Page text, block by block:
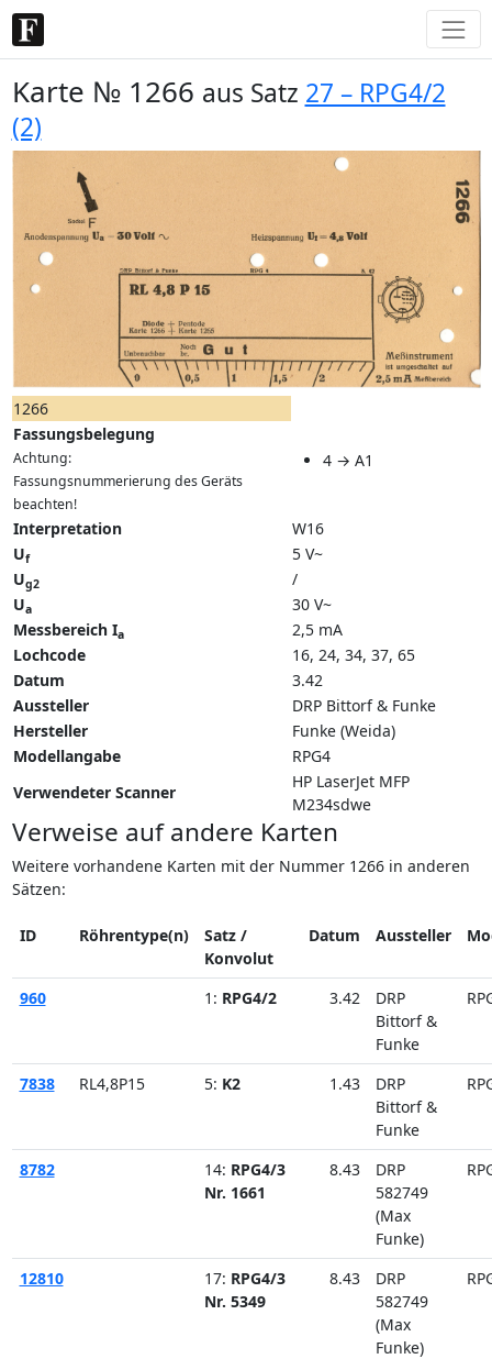
Karte № 1266 aus Satz 27 – RPG4/2
(2)
1266
Fassungsbelegung
Achtung:
Fassungsnummerierung des Geräts
beachten!
4 → A1
Interpretation
W16
Uf
5 V~
Ug2
/
Ua
30 V~
Messbereich Ia
2,5 mA
Lochcode
16, 24, 34, 37, 65
Datum
3.42
Aussteller
DRP Bittorf & Funke
Hersteller
Funke (Weida)
Modellangabe
RPG4
Verwendeter Scanner
HP LaserJet MFP
M234sdwe
Verweise auf andere Karten
Weitere vorhandene Karten mit der Nummer 1266 in anderen
Sätzen:
ID Röhrentype(n)
Satz /
Konvolut
Datum Aussteller
960 1: RPG4/2 3.42
DRP
Bittorf &
Funke
7838 RL4,8P15 5: K2 1.43
DRP
Bittorf &
Funke
8782 14: RPG4/3
Nr. 1661
8.43
DRP
582749
(Max
Funke)
12810 17: RPG4/3
Nr. 5349
8.43
DRP
582749
(Max
Funke)